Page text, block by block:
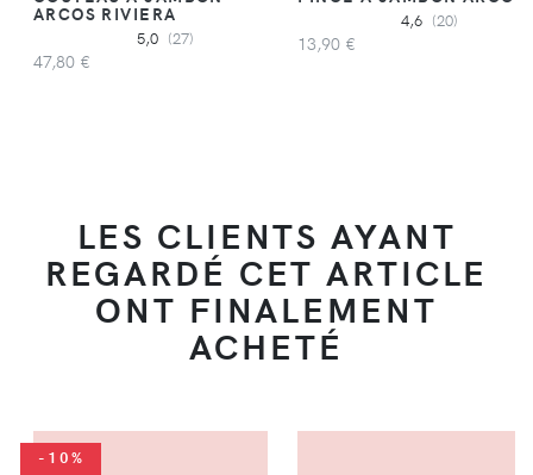
ARCOS RIVIERA
5,0 (27)
47,80 €
4,6 (20)
13,90 €
LES CLIENTS AYANT
REGARDÉ CET ARTICLE
ONT FINALEMENT
ACHETÉ
-10%